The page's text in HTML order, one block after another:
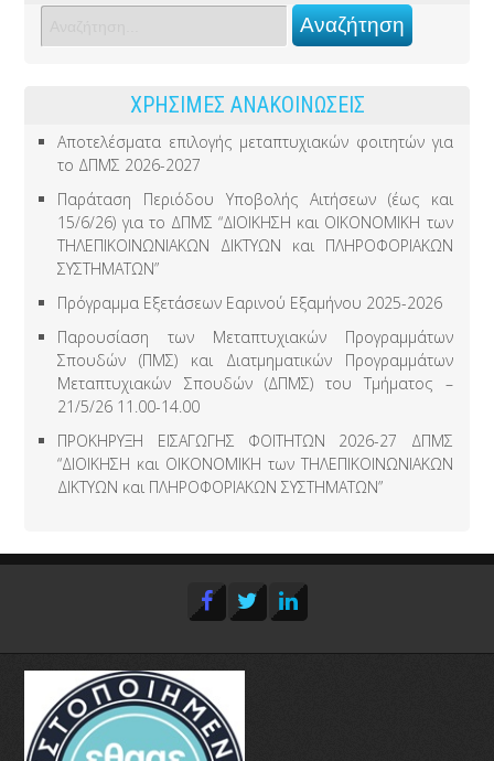
ΧΡΗΣΙΜΕΣ ΑΝΑΚΟΙΝΩΣΕΙΣ
Αποτελέσματα επιλογής μεταπτυχιακών φοιτητών για
το ΔΠΜΣ 2026-2027
Παράταση Περιόδου Υποβολής Αιτήσεων (έως και
15/6/26) για το ΔΠΜΣ “ΔΙΟΙΚΗΣΗ και ΟΙΚΟΝΟΜΙΚΗ των
ΤΗΛΕΠΙΚΟΙΝΩΝΙΑΚΩΝ ΔΙΚΤΥΩΝ και ΠΛΗΡΟΦΟΡΙΑΚΩΝ
ΣΥΣΤΗΜΑΤΩΝ”
Πρόγραμμα Εξετάσεων Εαρινού Εξαμήνου 2025-2026
Παρουσίαση των Μεταπτυχιακών Προγραμμάτων
Σπουδών (ΠΜΣ) και Διατμηματικών Προγραμμάτων
Μεταπτυχιακών Σπουδών (ΔΠΜΣ) του Τμήματος –
21/5/26 11.00-14.00
ΠΡΟΚΗΡΥΞΗ ΕΙΣΑΓΩΓΗΣ ΦΟΙΤΗΤΩΝ 2026-27 ΔΠΜΣ
“ΔΙΟΙΚΗΣΗ και ΟΙΚΟΝΟΜΙΚΗ των ΤΗΛΕΠΙΚΟΙΝΩΝΙΑΚΩΝ
ΔΙΚΤΥΩΝ και ΠΛΗΡΟΦΟΡΙΑΚΩΝ ΣΥΣΤΗΜΑΤΩΝ”